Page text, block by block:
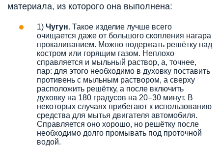
материала, из которого она выполнена:
1) Чугун. Такое изделие лучше всего
очищается даже от большого скопления нагара
прокаливанием. Можно подержать решётку над
костром или горящим газом. Неплохо
справляется и мыльный раствор, а, точнее,
пар: для этого необходимо в духовку поставить
противень с мыльным раствором, а сверху
расположить решётку, а после включить
духовку на 180 градусов на 20–30 минут. В
некоторых случаях прибегают к использованию
средства для мытья двигателя автомобиля.
Справляется оно хорошо, но решётку после
необходимо долго промывать под проточной
водой.